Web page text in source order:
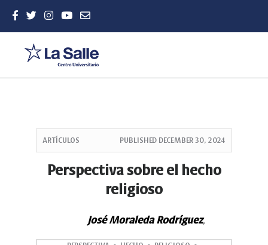
Sidebar
ARTÍCULOS PUBLISHED DECEMBER 30, 2024
Perspectiva sobre el hecho
religioso
José Moraleda Rodríguez,